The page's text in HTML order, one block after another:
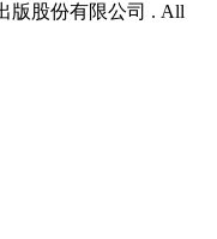
版股份有限公司 . All